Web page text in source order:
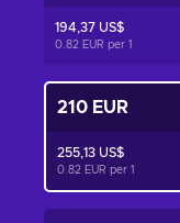
194,37 US$
0.82 EUR per 1
210 EUR
255,13 US$
0.82 EUR per 1